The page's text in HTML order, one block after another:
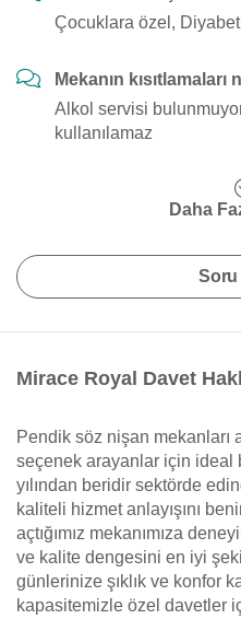
Çocuklara özel,
Mekanın kısıtlamaları
Alkol servisi
kullanılamaz
Daha
Soru
Mirace Royal Davet
Pendik söz nişan mekanları
seçenek arayanlar için ideal
yılından beridir sektörde
kaliteli hizmet anlayışını
açtığımız mekanımıza
ve kalite dengesini en iyi
günlerinize şıklık ve konfor
kapasitemizle özel davetler